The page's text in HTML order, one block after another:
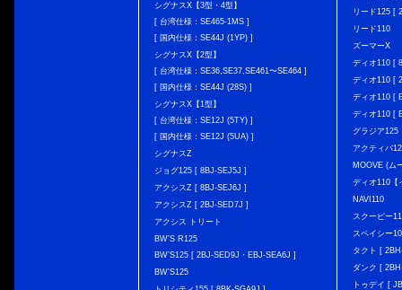
シグナスX【3型・4型】
[ 台湾仕様：SE465-1MS ]
[ 国内仕様：SE44J (1YP) ]
シグナスX【2型】
[ 台湾仕様：SE36,SE37,SE461〜SE464 ]
[ 国内仕様：SE44J (28S) ]
シグナスX【1型】
[ 台湾仕様：SE12J (5TY) ]
[ 国内仕様：SE12J (5UA) ]
シグナスZ
ジョグ125 [ 8BJ-SEJ5J ]
アクシスZ [ 8BJ-SEJ6J ]
アクシスZ [ 2BJ-SED7J ]
アクシス トリート
BW'S R125
BW’S125 [ 2BJ-SED9J・EBJ-SEA6J ]
BW'S125
リード125 [
リード110
ズーマーX
ディオ110 [
ディオ110 [
ディオ110 [
ディオ110 [
グラジア125
アクティバ
MOOVE (ム
ディオ110【
NAVI110
スクーピー
スペイシー
タクト [
ダンク [
トゥデイ [